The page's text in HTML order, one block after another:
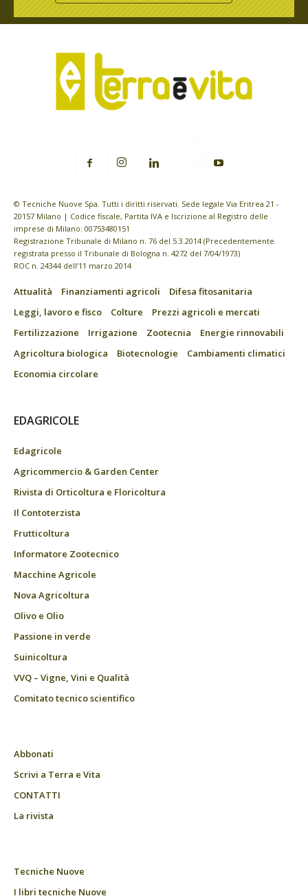
© Tecniche Nuove Spa. Tutti i diritti riservati. Sede legale Via Eritrea 21 -
20157 Milano | Codice fiscale, Partita IVA e Iscrizione al Registro delle
imprese di Milano: 00753480151
Registrazione Tribunale di Milano n. 76 del 5.3.2014 (Precedentemente
registrata presso il Tribunale di Bologna n. 4272 del 7/04/1973)
ROC n. 24344 dell’11 marzo 2014
Attualità Finanziamenti agricoli
Difesa fitosanitaria
Leggi, lavoro e fisco
Colture
Prezzi agricoli e mercati
Fertilizzazione
Irrigazione Zootecnia
Energie rinnovabili
Agricoltura biologica
Biotecnologie
Cambiamenti climatici
Economia circolare
EDAGRICOLE
Edagricole
Agricommercio & Garden Center
Rivista di Orticoltura e Floricoltura
Il Contoterzista
Frutticoltura
Informatore Zootecnico
Macchine Agricole
Nova Agricoltura
Olivo e Olio
Passione in verde
Suinicoltura
VVQ – Vigne, Vini e Qualità
Comitato tecnico scientifico
Abbonati
Scrivi a Terra e Vita
CONTATTI
La rivista
Tecniche Nuove
I libri tecniche Nuove